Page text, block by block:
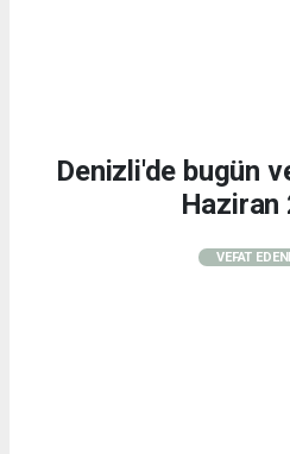
Denizli'de bugün
Haziran
VEFAT